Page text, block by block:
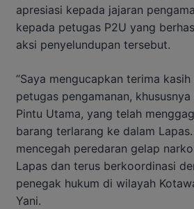
apresiasi kepada jajaran
kepada petugas P2U yang
aksi penyelundupan tersebut.
“Saya mengucapkan terima
petugas pengamanan,
Pintu Utama, yang telah
barang terlarang ke dalam
mencegah peredaran gelap
Lapas dan terus berkoordinasi
penegak hukum di wilayah
Yani.